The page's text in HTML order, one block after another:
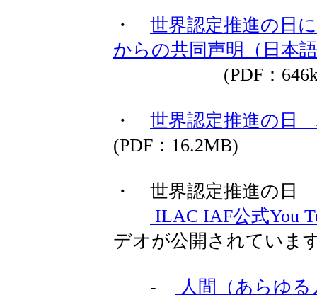
・ 世界認定推進の日
からの共同声明（日本
(PDF：
・ 世界認定推進の日
(PDF：16.2MB)
・ 世界認定推進の
ILAC IAF公式You
デオが公開されていま
-
人間（あらゆ